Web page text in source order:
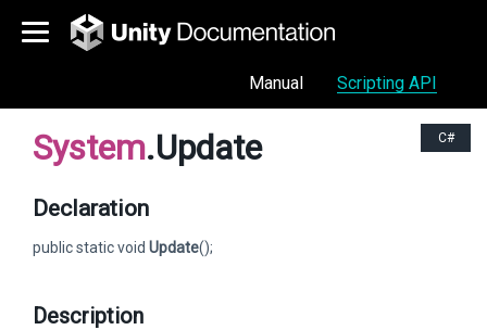
Manual Scripting API
C#
System.Update
Declaration
public static void Update();
Description